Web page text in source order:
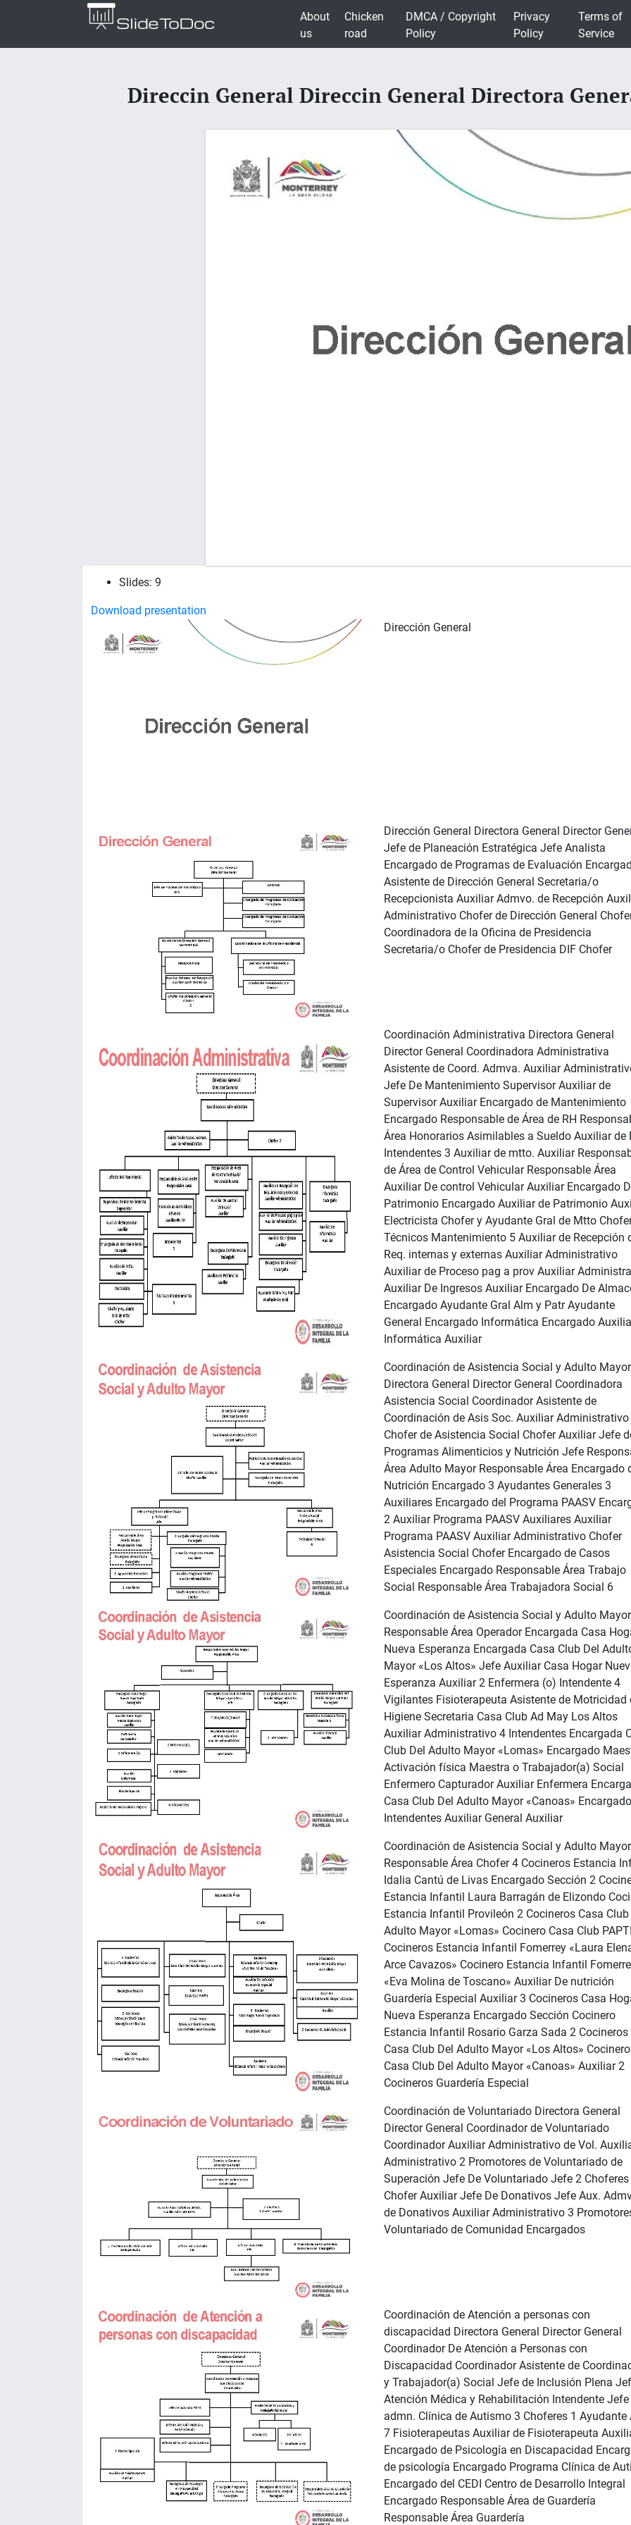
About
us
Chicken
road
DMCA / Copyright
Policy
Privacy
Policy
Terms of
Service
Direccin General Direccin General Directora
Slides: 9
Download presentation
Dirección General
Dirección General Directora General Director
Jefe de Planeación Estratégica Jefe Analista
Encargado de Programas de Evaluación
Asistente de Dirección General Secretaria/o
Recepcionista Auxiliar Admvo. de Recepción
Administrativo Chofer de Dirección General
Coordinadora de la Oficina de Presidencia
Secretaria/o Chofer de Presidencia DIF Chofer
Coordinación Administrativa Directora General
Director General Coordinadora Administrativa
Asistente de Coord. Admva. Auxiliar
Jefe De Mantenimiento Supervisor Auxiliar de
Supervisor Auxiliar Encargado de Mantenimiento
Encargado Responsable de Área de RH
Área Honorarios Asimilables a Sueldo Auxiliar de
Intendentes 3 Auxiliar de mtto. Auxiliar
de Área de Control Vehicular Responsable Área
Auxiliar De control Vehicular Auxiliar Encargado
Patrimonio Encargado Auxiliar de Patrimonio
Electricista Chofer y Ayudante Gral de Mtto
Técnicos Mantenimiento 5 Auxiliar de Recepción
Req. internas y externas Auxiliar Administrativo
Auxiliar de Proceso pag a prov Auxiliar
Auxiliar De Ingresos Auxiliar Encargado De
Encargado Ayudante Gral Alm y Patr Ayudante
General Encargado Informática Encargado
Informática Auxiliar
Coordinación de Asistencia Social y Adulto Mayor
Directora General Director General Coordinadora
Asistencia Social Coordinador Asistente de
Coordinación de Asis Soc. Auxiliar Administrativo
Chofer de Asistencia Social Chofer Auxiliar Jefe
Programas Alimenticios y Nutrición Jefe
Área Adulto Mayor Responsable Área Encargado
Nutrición Encargado 3 Ayudantes Generales 3
Auxiliares Encargado del Programa PAASV
2 Auxiliar Programa PAASV Auxiliares Auxiliar
Programa PAASV Auxiliar Administrativo Chofer
Asistencia Social Chofer Encargado de Casos
Especiales Encargado Responsable Área Trabajo
Social Responsable Área Trabajadora Social 6
Coordinación de Asistencia Social y Adulto Mayor
Responsable Área Operador Encargada Casa
Nueva Esperanza Encargada Casa Club Del
Mayor «Los Altos» Jefe Auxiliar Casa Hogar
Esperanza Auxiliar 2 Enfermera (o) Intendente 4
Vigilantes Fisioterapeuta Asistente de Motricidad
Higiene Secretaria Casa Club Ad May Los Altos
Auxiliar Administrativo 4 Intendentes Encargada
Club Del Adulto Mayor «Lomas» Encargado
Activación física Maestra o Trabajador(a) Social
Enfermero Capturador Auxiliar Enfermera
Casa Club Del Adulto Mayor «Canoas»
Intendentes Auxiliar General Auxiliar
Coordinación de Asistencia Social y Adulto Mayor
Responsable Área Chofer 4 Cocineros Estancia
Idalia Cantú de Livas Encargado Sección 2
Estancia Infantil Laura Barragán de Elizondo
Estancia Infantil Provileón 2 Cocineros Casa Club
Adulto Mayor «Lomas» Cocinero Casa Club
Cocineros Estancia Infantil Fomerrey «Laura
Arce Cavazos» Cocinero Estancia Infantil
«Eva Molina de Toscano» Auxiliar De nutrición
Guardería Especial Auxiliar 3 Cocineros Casa
Nueva Esperanza Encargado Sección Cocinero
Estancia Infantil Rosario Garza Sada 2 Cocineros
Casa Club Del Adulto Mayor «Los Altos» Cocinero
Casa Club Del Adulto Mayor «Canoas» Auxiliar 2
Cocineros Guardería Especial
Coordinación de Voluntariado Directora General
Director General Coordinador de Voluntariado
Coordinador Auxiliar Administrativo de Vol.
Administrativo 2 Promotores de Voluntariado de
Superación Jefe De Voluntariado Jefe 2 Choferes
Chofer Auxiliar Jefe De Donativos Jefe Aux.
de Donativos Auxiliar Administrativo 3
Voluntariado de Comunidad Encargados
Coordinación de Atención a personas con
discapacidad Directora General Director General
Coordinador De Atención a Personas con
Discapacidad Coordinador Asistente de
y Trabajador(a) Social Jefe de Inclusión Plena
Atención Médica y Rehabilitación Intendente Jefe
admn. Clínica de Autismo 3 Choferes 1 Ayudante
7 Fisioterapeutas Auxiliar de Fisioterapeuta
Encargado de Psicología en Discapacidad
de psicología Encargado Programa Clínica de
Encargado del CEDI Centro de Desarrollo Integral
Encargado Responsable Área de Guardería
Responsable Área Guardería